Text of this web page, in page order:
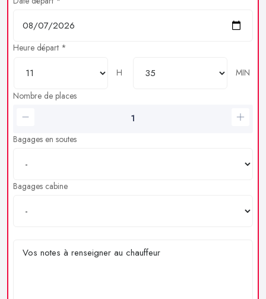
Heure départ *
H
MIN
Nombre de places
Bagages en soutes
Bagages cabine